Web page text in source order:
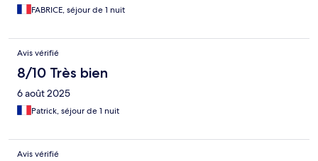
FABRICE, séjour de 1 nuit
Avis vérifié
8/10 Très bien
6 août 2025
Patrick, séjour de 1 nuit
Avis vérifié